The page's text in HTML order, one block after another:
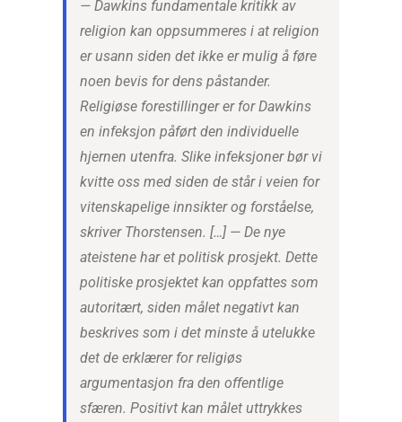
— Dawkins fundamentale kritikk av
religion kan oppsummeres i at religion
er usann siden det ikke er mulig å føre
noen bevis for dens påstander.
Religiøse forestillinger er for Dawkins
en infeksjon påført den individuelle
hjernen utenfra. Slike infeksjoner bør vi
kvitte oss med siden de står i veien for
vitenskapelige innsikter og forståelse,
skriver Thorstensen. […] — De nye
ateistene har et politisk prosjekt. Dette
politiske prosjektet kan oppfattes som
autoritært, siden målet negativt kan
beskrives som i det minste å utelukke
det de erklærer for religiøs
argumentasjon fra den offentlige
sfæren. Positivt kan målet uttrykkes